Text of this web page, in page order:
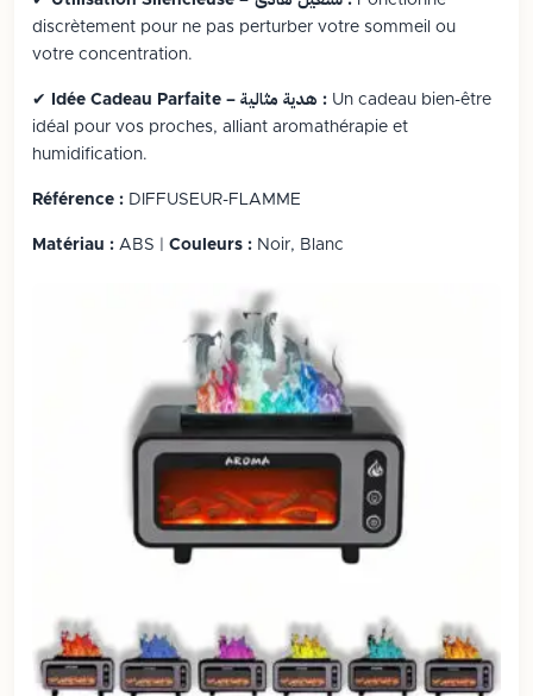
discrètement pour ne pas perturber votre sommeil ou
votre concentration.
✔ Idée Cadeau Parfaite – هدية مثالية : Un cadeau bien-être
idéal pour vos proches, alliant aromathérapie et
humidification.
Référence : DIFFUSEUR-FLAMME
Matériau : ABS | Couleurs : Noir, Blanc